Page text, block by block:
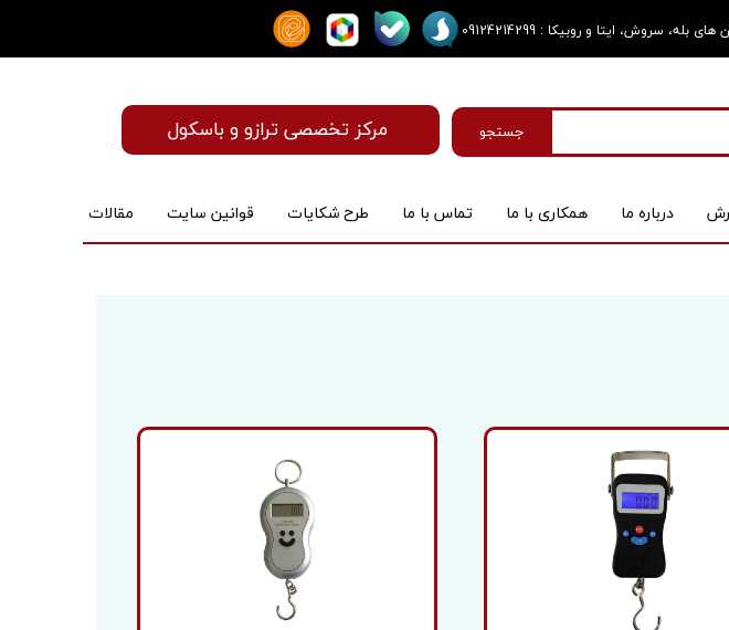
های بله، سروش، ایتا و روبیکا : 09124214299
جستجو مرکز تخصصی ترازو و باسکول
درباره‌ ما همکاری با ما تماس با ما طرح شکایات قوانین سایت مقالات